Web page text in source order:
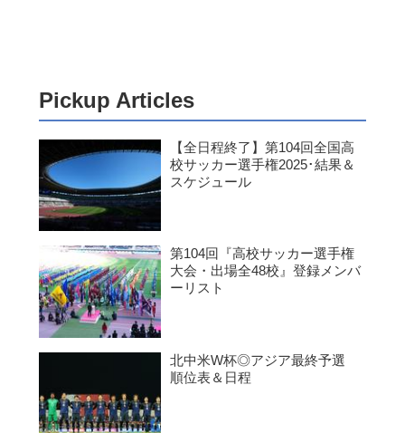
Pickup Articles
【全日程終了】第104回全国高
校サッカー選手権2025･結果＆
スケジュール
第104回『高校サッカー選手権
大会・出場全48校』登録メンバ
ーリスト
北中米W杯◎アジア最終予選
順位表＆日程